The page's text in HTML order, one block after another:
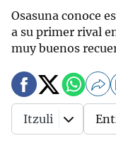
Osasuna conoce
a su primer rival
muy buenos
Itzuli